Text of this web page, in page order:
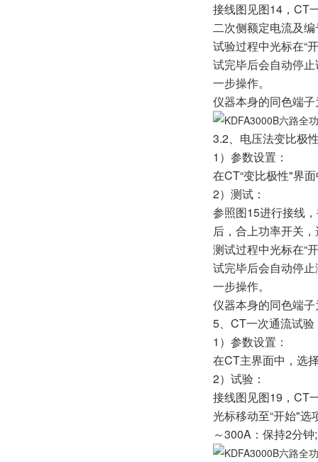
接线图见图14，CT
二次侧额定电流及
试验过程中光标在“
试完毕后会自动停
一步操作。
仪器本身的同色端
3.2、电压法变比极
1）参数设置：
在CT“变比极性"界
2）测试：
参照图15进行接线
后，合上功率开关
测试过程中光标在“
试完毕后会自动停
一步操作。
仪器本身的同色端
5、CT一次通流试
1）参数设置：
在CT主界面中，选
2）试验：
接线图见图19，CT
光标移动至“开始"
～300A：保持2分